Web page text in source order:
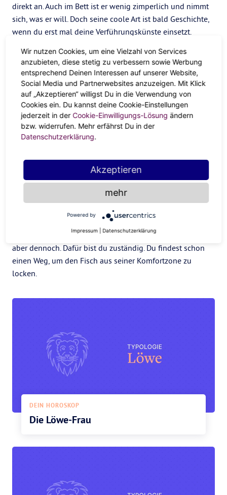
direkt an. Auch im Bett ist er wenig zimperlich und nimmt
sich, was er will. Doch seine coole Art ist bald Geschichte,
wenn du erst mal deine Verführungskünste einsetzt.
Löwe & Wassermann
Mit Tempo 200 durchs Leben – langsamer geht bei euch
nicht. Da passt ihr gut zusammen. Das ist einerseits perfekt,
doch irgendwann wird’s gefährlich. Erstmal in Fahrt fällt
es euch schwer, wieder runterzukommen. Ihr wollt ständig
mehr. Bremst euch gegenseitig ab und zu etwas aus und
Löwe & Fische
Der Fisch berührt dich tief im Inneren: Du willst ihn
beschützen und ihm jeden Wunsch von den Augen
ablesen. Dass du so soft sein kannst, überrascht dich. Ein
gewisses Maß an Action brauchst du in einer Beziehung
aber dennoch. Dafür bist du zuständig. Du findest schon
einen Weg, um den Fisch aus seiner Komfortzone zu
locken.
DEIN HOROSKOP
Die Löwe-Frau
Wir nutzen Cookies, um eine Vielzahl von Services
anzubieten, diese stetig zu verbessern sowie Werbung
entsprechend Deinen Interessen auf unserer Website,
Social Media und Partnerwebsites anzuzeigen. Mit Klick
auf „Akzeptieren“ willigst Du in die Verwendung von
Cookies ein. Du kannst deine Cookie-Einstellungen
jederzeit in der Cookie-Einwilligungs-Lösung ändern
bzw. widerrufen. Mehr erfährst Du in der
Datenschutzerklärung.
Akzeptieren
mehr
Powered by
Impressum Datenschutzerklärung